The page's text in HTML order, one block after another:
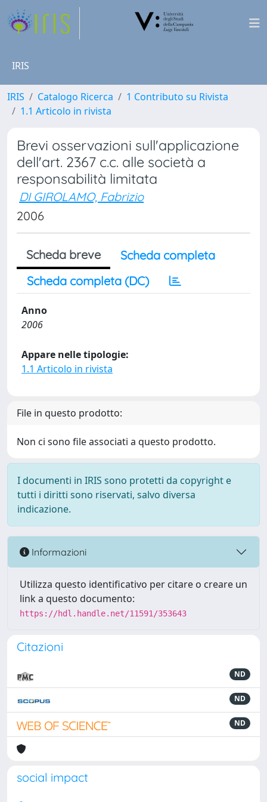
IRIS
IRIS Catalogo Ricerca
1 Contributo su Rivista
1.1 Articolo in rivista
Brevi osservazioni sull'applicazione
dell'art. 2367 c.c. alle società a
responsabilità limitata
DI GIROLAMO, Fabrizio
2006
Scheda breve
Scheda completa
Scheda completa (DC)
Anno
2006
Appare nelle tipologie:
1.1 Articolo in rivista
File in questo prodotto:
Non ci sono file associati a questo prodotto.
I documenti in IRIS sono protetti da copyright e
tutti i diritti sono riservati, salvo diversa
indicazione.
Informazioni
Utilizza questo identificativo per citare o creare un
link a questo documento:
https://hdl.handle.net/11591/353643
Citazioni
ND
ND
ND
social impact